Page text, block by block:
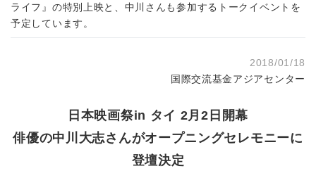
ライフ』の特別上映と、中川さんも参加するトークイベントを
予定しています。
2018/01/18
国際交流基金アジアセンター
日本映画祭in タイ 2月2日開幕
俳優の中川大志さんがオープニングセレモニーに
登壇決定